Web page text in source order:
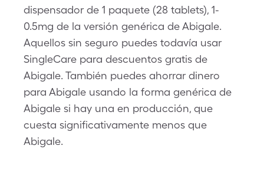
dispensador de 1 paquete (28 tablets), 1-
0.5mg de la versión genérica de Abigale.
Aquellos sin seguro puedes todavía usar
SingleCare para descuentos gratis de
Abigale. También puedes ahorrar dinero
para Abigale usando la forma genérica de
Abigale si hay una en producción, que
cuesta significativamente menos que
Abigale.